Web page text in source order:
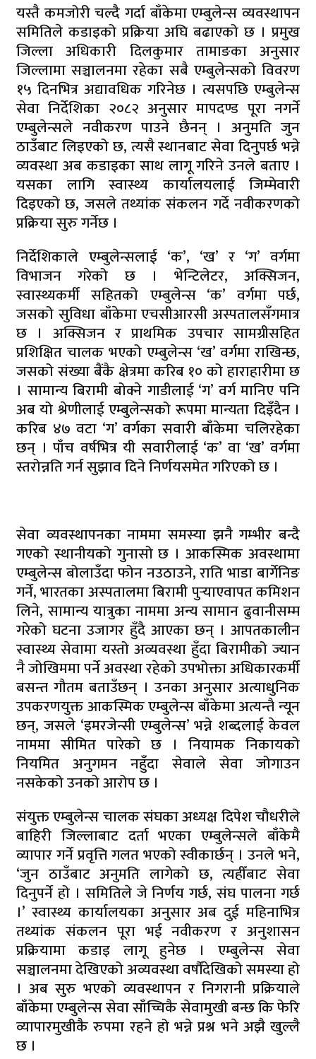
यस्तै कमजोरी चल्दै गर्दा बाँकेमा एम्बुलेन्स व्यवस्थापन
समितिले कडाइको प्रक्रिया अघि बढाएको छ । प्रमुख
जिल्ला अधिकारी दिलकुमार तामाङका अनुसार
जिल्लामा सञ्चालनमा रहेका सबै एम्बुलेन्सको विवरण
१५ दिनभित्र अद्यावधिक गरिनेछ । त्यसपछि एम्बुलेन्स
सेवा निर्देशिका २०८२ अनुसार मापदण्ड पूरा नगर्ने
एम्बुलेन्सले नवीकरण पाउने छैनन् । अनुमति जुन
ठाउँबाट लिइएको छ, त्यसै स्थानबाट सेवा दिनुपर्छ भन्ने
व्यवस्था अब कडाइका साथ लागू गरिने उनले बताए ।
यसका लागि स्वास्थ्य कार्यालयलाई जिम्मेवारी
दिइएको छ, जसले तथ्यांक संकलन गर्दे नवीकरणको
प्रक्रिया सुरु गर्नेछ ।
निर्देशिकाले एम्बुलेन्सलाई ‘क’, ‘ख’ र ‘ग’ वर्गमा
विभाजन गरेको छ । भेन्टिलेटर, अक्सिजन,
स्वास्थ्यकर्मी सहितको एम्बुलेन्स ‘क’ वर्गमा पर्छ,
जसको सुविधा बाँकेमा एचसीआरसी अस्पतालसँगमात्र
छ । अक्सिजन र प्राथमिक उपचार सामग्रीसहित
प्रशिक्षित चालक भएको एम्बुलेन्स ‘ख’ वर्गमा राखिन्छ,
जसको संख्या बैंकै क्षेत्रमा करिब १० को हाराहारीमा छ
। सामान्य बिरामी बोक्ने गाडीलाई ‘ग’ वर्ग मानिए पनि
अब यो श्रेणीलाई एम्बुलेन्सको रूपमा मान्यता दिइँदैन ।
करिब ४७ वटा ‘ग’ वर्गका सवारी बाँकेमा चलिरहेका
छन् । पाँच वर्षभित्र यी सवारीलाई ‘क’ वा ‘ख’ वर्गमा
स्तरोन्नति गर्न सुझाव दिने निर्णयसमेत गरिएको छ ।
सेवा व्यवस्थापनका नाममा समस्या झनै गम्भीर बन्दै
गएको स्थानीयको गुनासो छ । आकस्मिक अवस्थामा
एम्बुलेन्स बोलाउँदा फोन नउठाउने, राति भाडा बार्गेनिङ
गर्ने, भारतका अस्पतालमा बिरामी पुर्‍याएवापत कमिशन
लिने, सामान्य यात्रुका नाममा अन्य सामान ढुवानीसम्म
गरेको घटना उजागर हुँदै आएका छन् । आपतकालीन
स्वास्थ्य सेवामा यस्तो अव्यवस्था हुँदा बिरामीको ज्यान
नै जोखिममा पर्ने अवस्था रहेको उपभोक्ता अधिकारकर्मी
बसन्त गौतम बताउँछन् । उनका अनुसार अत्याधुनिक
उपकरणयुक्त आकस्मिक एम्बुलेन्स बाँकेमा अत्यन्तै न्यून
छन्, जसले ‘इमरजेन्सी एम्बुलेन्स’ भन्ने शब्दलाई केवल
नाममा सीमित पारेको छ । नियामक निकायको
नियमित अनुगमन नहुँदा सेवाले सेवा जोगाउन
नसकेको उनको आरोप छ ।
संयुक्त एम्बुलेन्स चालक संघका अध्यक्ष दिपेश चौधरीले
बाहिरी जिल्लाबाट दर्ता भएका एम्बुलेन्सले बाँकेमै
व्यापार गर्ने प्रवृत्ति गलत भएको स्वीकार्छन् । उनले भने,
‘जुन ठाउँबाट अनुमति लागेको छ, त्यहीँबाट सेवा
दिनुपर्ने हो । समितिले जे निर्णय गर्छ, संघ पालना गर्छ
।’ स्वास्थ्य कार्यालयका अनुसार अब दुई महिनाभित्र
तथ्यांक संकलन पूरा भई नवीकरण र अनुशासन
प्रक्रियामा कडाइ लागू हुनेछ । एम्बुलेन्स सेवा
सञ्चालनमा देखिएको अव्यवस्था वर्षौंदेखिको समस्या हो
। अब सुरु भएको व्यवस्थापन र निगरानी प्रक्रियाले
बाँकेमा एम्बुलेन्स सेवा साँच्चिकै सेवामुखी बन्छ कि फेरि
व्यापारमुखीकै रुपमा रहने हो भन्ने प्रश्न भने अझै खुल्लै
छ ।